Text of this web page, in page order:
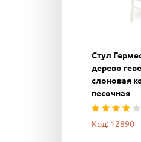
Стул
дерево
слоновая
песочная
Код: 12890